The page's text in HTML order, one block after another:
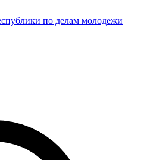
по делам молодежи